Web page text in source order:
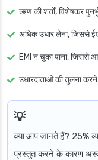
ऋण की शर्तों, विशेषकर
अधिक उधार लेना, जिससे
EMI न चुका पाना, जिससे
उधारदाताओं की तुलना
क्या आप जानते हैं? 25%
प्रस्तुत करने के कारण